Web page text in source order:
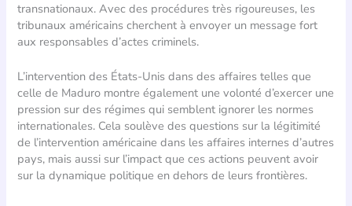
transnationaux. Avec des procédures très rigoureuses, les
tribunaux américains cherchent à envoyer un message fort
aux responsables d’actes criminels.
L’intervention des États-Unis dans des affaires telles que
celle de Maduro montre également une volonté d’exercer une
pression sur des régimes qui semblent ignorer les normes
internationales. Cela soulève des questions sur la légitimité
de l’intervention américaine dans les affaires internes d’autres
pays, mais aussi sur l’impact que ces actions peuvent avoir
sur la dynamique politique en dehors de leurs frontières.